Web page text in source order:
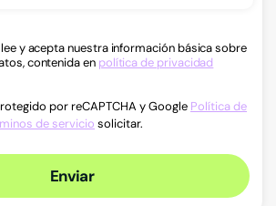
y acepta nuestra información básica sobre
contenida en política de privacidad
por reCAPTCHA y Google Política de
de servicio solicitar.
Enviar